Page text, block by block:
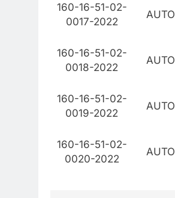
160-16-51-02-
0017-2022
AUTO
160-16-51-02-
0018-2022
AUTO
160-16-51-02-
0019-2022
AUTO
160-16-51-02-
0020-2022
AUTO